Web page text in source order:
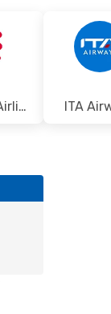
Brussels Airlines ITA